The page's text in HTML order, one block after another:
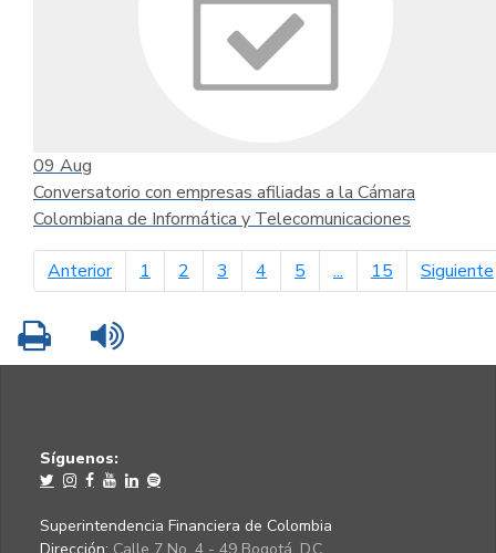
09 Aug
Conversatorio con empresas afiliadas a la Cámara
Colombiana de Informática y Telecomunicaciones
Anteriorpágina anterior
1 2 3 4 5 ... 15 Siguiente
Imprimir
Síguenos:
Superintendencia Financiera de Colombia